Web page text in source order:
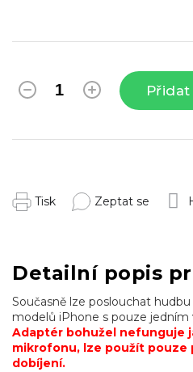
Tisk Zeptat se
Detailní popis
Současně lze poslouchat
modelů iPhone s pouze
Adaptér bohužel nefunguje
mikrofonu, lze použít pouze
dobíjení.